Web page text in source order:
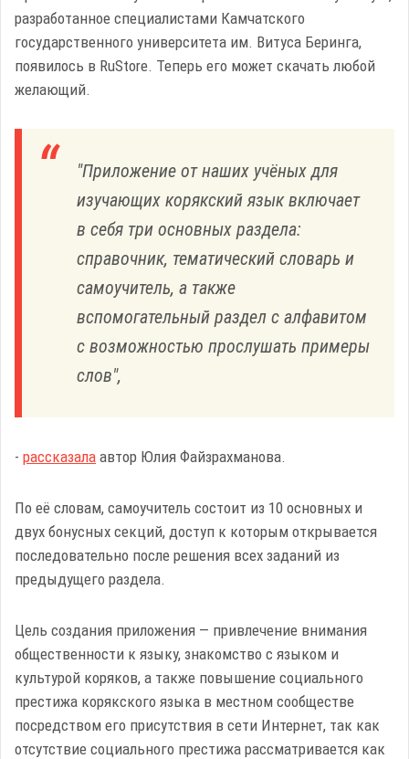
разработанное специалистами Камчатского
государственного университета им. Витуса Беринга,
появилось в RuStore. Теперь его может скачать любой
желающий.
"Приложение от наших учёных для
изучающих корякский язык включает
в себя три основных раздела:
справочник, тематический словарь и
самоучитель, а также
вспомогательный раздел с алфавитом
с возможностью прослушать примеры
слов",
- рассказала автор Юлия Файзрахманова.
По её словам, самоучитель состоит из 10 основных и
двух бонусных секций, доступ к которым открывается
последовательно после решения всех заданий из
предыдущего раздела.
Цель создания приложения — привлечение внимания
общественности к языку, знакомство с языком и
культурой коряков, а также повышение социального
престижа корякского языка в местном сообществе
посредством его присутствия в сети Интернет, так как
отсутствие социального престижа рассматривается как